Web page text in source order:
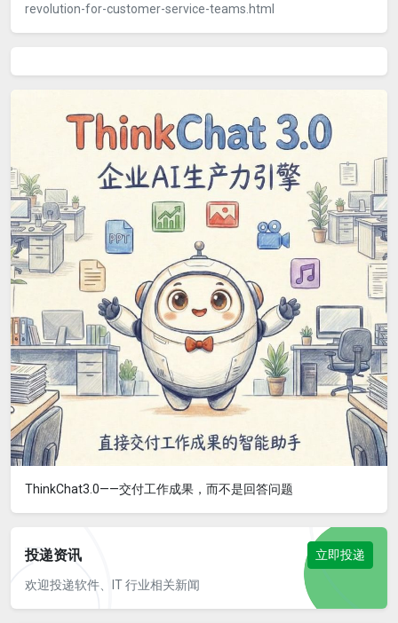
revolution-for-customer-service-teams.html
ThinkChat3.0——交付工作成果，而不是回答问题
投递资讯 立即投递
欢迎投递软件、IT 行业相关新闻